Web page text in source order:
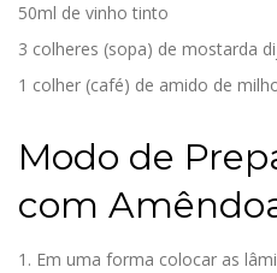
50ml de vinho tinto
3 colheres (sopa) de mostarda
1 colher (café) de amido de
Modo de
com
1. Em uma forma colocar as